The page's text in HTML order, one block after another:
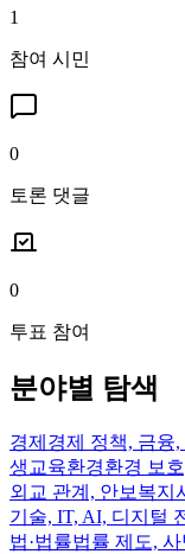
1
참여 시민
0
토론 댓글
0
투표 참여
분야별 탐색
경제 경제 정책, 금융,
생교육환경환경 보
외교 관계, 안보 복지
기술, IT, AI, 디지털
법·법률법률 제도,